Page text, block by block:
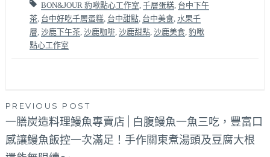
BON&JOUR 豹啾點心工作室 千層蛋糕, 台中下午
茶, 台中好吃千層蛋糕, 台中甜點, 台中美食, 水果千
層 沙鹿下午茶, 沙鹿咖啡, 沙鹿甜點, 沙鹿美食, 豹啾
點心工作室
文
章
PREVIOUS POST
一膳炭造料理鰻魚專賣店 | 白腹鰻魚一魚三吃，豐富口
感讓鰻魚飯控一次滿足！手作關東煮湯頭及豆腐大根